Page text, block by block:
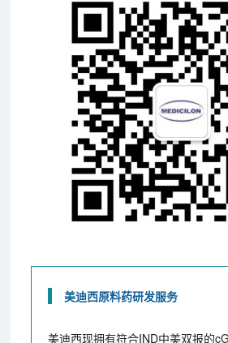
美迪西原料药研发服务
美迪西现拥有符合IND中美双报的